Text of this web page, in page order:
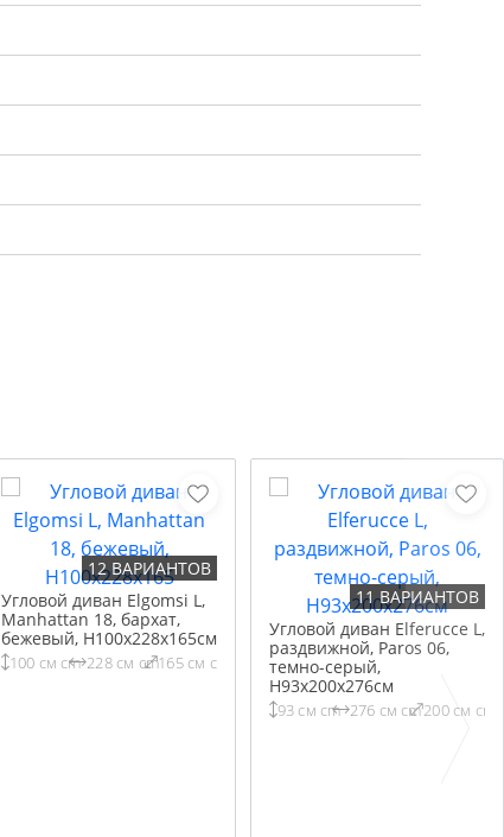
Угловой диван Elgomsi L,
Manhattan 18, бархат,
бежевый, H100x228x165см
100 см cm 228 см cm165 см cm
12 ВАРИАНТОВ
Угловой диван Elferucce L,
раздвижной, Paros 06,
темно-серый,
H93x200x276см
93 см cm 276 см cm200 см cm
11 ВАРИАНТОВ